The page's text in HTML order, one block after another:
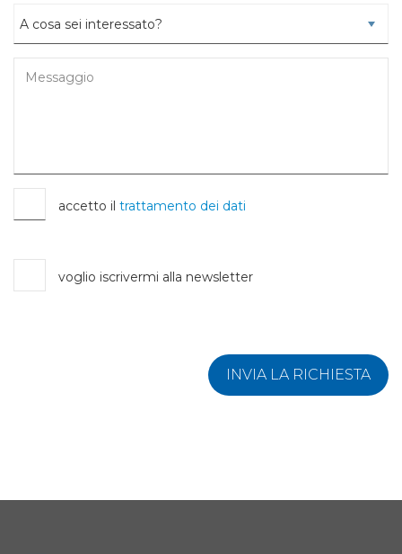
accetto il trattamento dei dati
voglio iscrivermi alla newsletter
INVIA LA RICHIESTA